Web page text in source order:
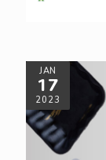
JAN
17
2023